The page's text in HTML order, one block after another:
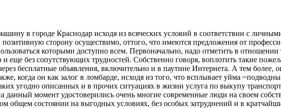
в городе Краснодар исходя из всяческих условий в соответствии с
сторону осуществимо, оттого, что имеются предложения от
которыми доступно всем. Первоначально, надо отметить в отношении
еще без сопутствующих трудностей. Собственно говоря, воплотить такие
бесплатные объявления, включительно и в паутине Интернета. А тем более,
когда он как залог в ломбарде, исходя из того, что всплывает уйма
угодно описанных и в прочих ситуациях в жизни услуга по выкупу
данный момент удостоверились очень многие современные люди на своем
общем состоянии на выгодных условиях, без особых затруднений и в